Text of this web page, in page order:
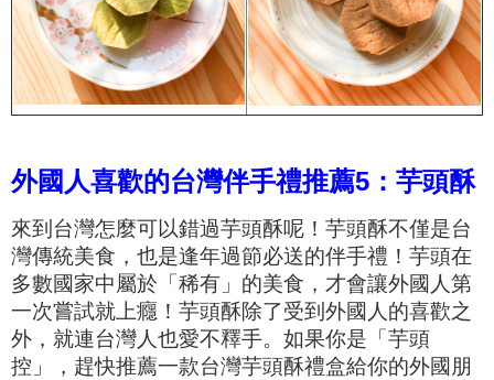
外國人喜歡的台灣伴手禮推薦5：芋頭酥
來到台灣怎麼可以錯過芋頭酥呢！芋頭酥不僅是台
灣傳統美食，也是逢年過節必送的伴手禮！芋頭在
多數國家中屬於「稀有」的美食，才會讓外國人第
一次嘗試就上癮！芋頭酥除了受到外國人的喜歡之
外，就連台灣人也愛不釋手。如果你是「芋頭
控」，趕快推薦一款台灣芋頭酥禮盒給你的外國朋